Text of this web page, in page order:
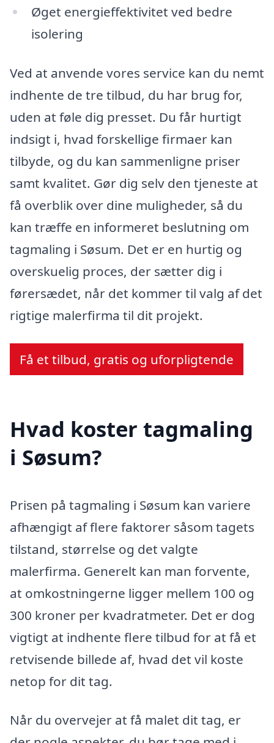
Øget energieffektivitet ved bedre
isolering
Ved at anvende vores service kan du nemt
indhente de tre tilbud, du har brug for,
uden at føle dig presset. Du får hurtigt
indsigt i, hvad forskellige firmaer kan
tilbyde, og du kan sammenligne priser
samt kvalitet. Gør dig selv den tjeneste at
få overblik over dine muligheder, så du
kan træffe en informeret beslutning om
tagmaling i Søsum. Det er en hurtig og
overskuelig proces, der sætter dig i
førersædet, når det kommer til valg af det
rigtige malerfirma til dit projekt.
Få et tilbud, gratis og uforpligtende
Hvad koster tagmaling
i Søsum?
Prisen på tagmaling i Søsum kan variere
afhængigt af flere faktorer såsom tagets
tilstand, størrelse og det valgte
malerfirma. Generelt kan man forvente,
at omkostningerne ligger mellem 100 og
300 kroner per kvadratmeter. Det er dog
vigtigt at indhente flere tilbud for at få et
retvisende billede af, hvad det vil koste
netop for dit tag.
Når du overvejer at få malet dit tag, er